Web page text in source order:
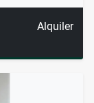
Alquiler